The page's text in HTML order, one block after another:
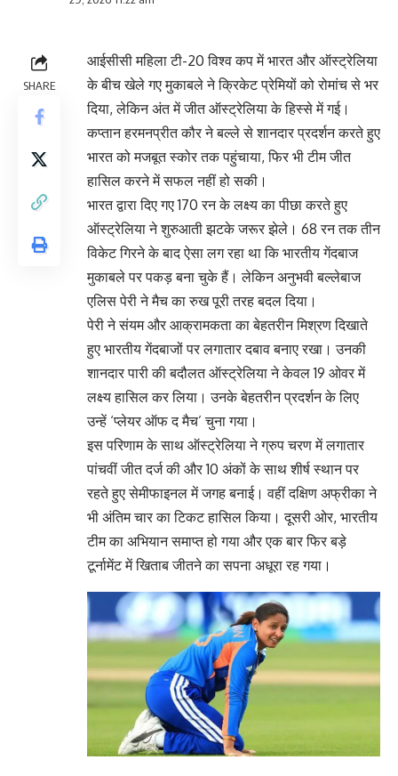
SHARE
आईसीसी महिला टी-20 विश्व कप में भारत और ऑस्ट्रेलिया
के बीच खेले गए मुकाबले ने क्रिकेट प्रेमियों को रोमांच से भर
दिया, लेकिन अंत में जीत ऑस्ट्रेलिया के हिस्से में गई।
कप्तान हरमनप्रीत कौर ने बल्ले से शानदार प्रदर्शन करते हुए
भारत को मजबूत स्कोर तक पहुंचाया, फिर भी टीम जीत
हासिल करने में सफल नहीं हो सकी।
भारत द्वारा दिए गए 170 रन के लक्ष्य का पीछा करते हुए
ऑस्ट्रेलिया ने शुरुआती झटके जरूर झेले। 68 रन तक तीन
विकेट गिरने के बाद ऐसा लग रहा था कि भारतीय गेंदबाज
मुकाबले पर पकड़ बना चुके हैं। लेकिन अनुभवी बल्लेबाज
एलिस पेरी ने मैच का रुख पूरी तरह बदल दिया।
पेरी ने संयम और आक्रामकता का बेहतरीन मिश्रण दिखाते
हुए भारतीय गेंदबाजों पर लगातार दबाव बनाए रखा। उनकी
शानदार पारी की बदौलत ऑस्ट्रेलिया ने केवल 19 ओवर में
लक्ष्य हासिल कर लिया। उनके बेहतरीन प्रदर्शन के लिए
उन्हें ‘प्लेयर ऑफ द मैच’ चुना गया।
इस परिणाम के साथ ऑस्ट्रेलिया ने ग्रुप चरण में लगातार
पांचवीं जीत दर्ज की और 10 अंकों के साथ शीर्ष स्थान पर
रहते हुए सेमीफाइनल में जगह बनाई। वहीं दक्षिण अफ्रीका ने
भी अंतिम चार का टिकट हासिल किया। दूसरी ओर, भारतीय
टीम का अभियान समाप्त हो गया और एक बार फिर बड़े
टूर्नामेंट में खिताब जीतने का सपना अधूरा रह गया।